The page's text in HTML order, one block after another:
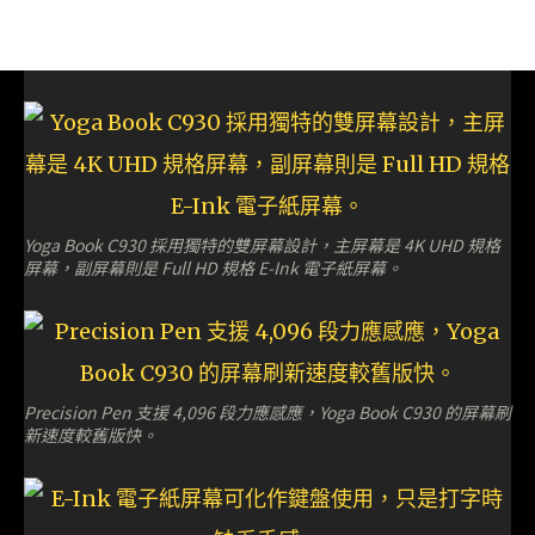
Yoga Book C930 採用獨特的雙屏幕設計，主屏幕是 4K UHD 規格
屏幕，副屏幕則是 Full HD 規格 E-Ink 電子紙屏幕。
Precision Pen 支援 4,096 段力應感應，Yoga Book C930 的屏幕刷
新速度較舊版快。